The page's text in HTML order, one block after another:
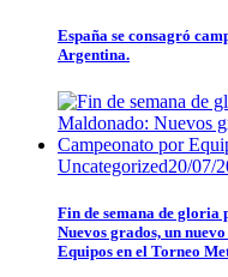
España se consagró
Argentina.
Uncategorized20/07/
Fin de semana de gloria
Nuevos grados, un
Equipos en el Torneo